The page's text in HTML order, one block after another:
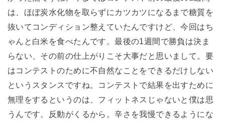
は、ほぼ炭水化物を取らずにカツカツになるまで糖質を
抜いてコンディション整えていたんですけど、今回はち
ゃんと白米を食べたんです。最後の1週間で勝負は決ま
らない、その前の仕上がりこそ大事だと思いまして。要
はコンテストのために不自然なことをできるだけしない
というスタンスですね。コンテストで結果を出すために
無理をするというのは、フィットネスじゃないと僕は思
うんです。反動がくるから。辛さを我慢できるようにな